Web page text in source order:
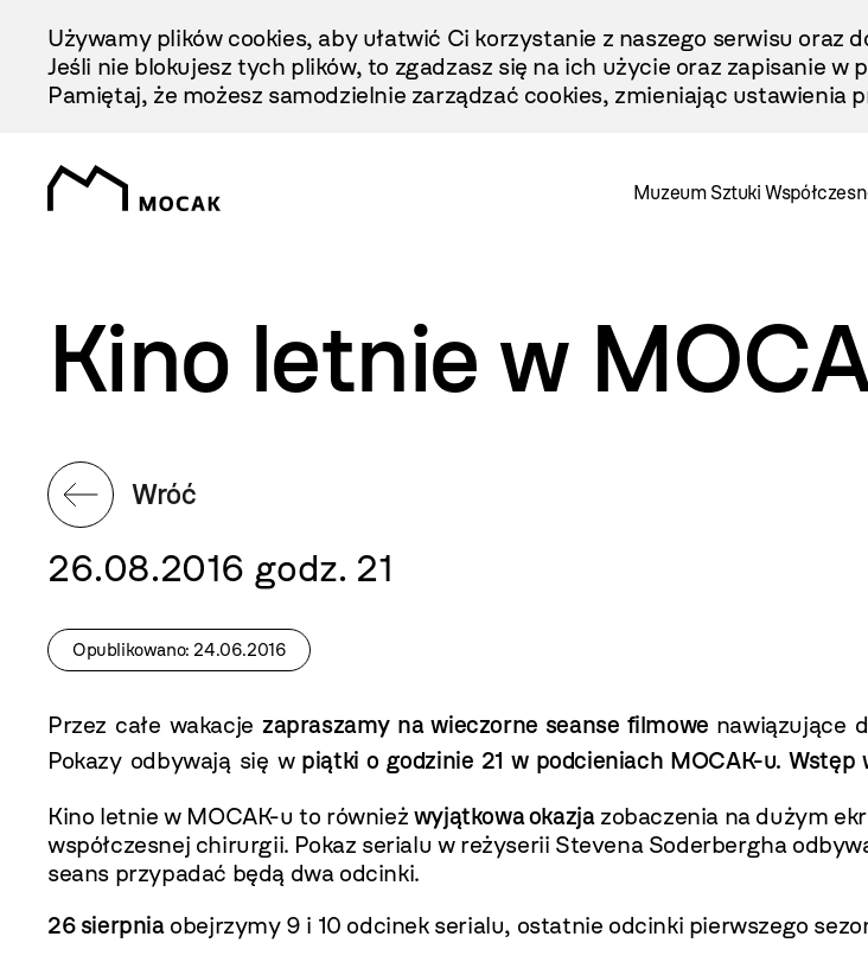
Treści
Używamy plików cookies, aby ułatwić Ci korzystanie z naszego serwisu oraz
Jeśli nie blokujesz tych plików, to zgadzasz się na ich użycie oraz zapisanie w
Pamiętaj, że możesz samodzielnie zarządzać cookies, zmieniając ustawienia
Muzeum Sztuki
Kino letnie w
Wróć
26.08.2016 godz. 21
Opublikowano: 24.06.2016
Przez całe wakacje zapraszamy na wieczorne seanse filmowe nawiązujące
Pokazy odbywają się wpiątki o godzinie 21 w podcieniach MOCAK-u. Wstęp
Kino letnie w MOCAK-u to również wyjątkowa okazjazobaczenia na dużym
współczesnej chirurgii. Pokaz serialu w reżyserii Stevena Soderbergha
seans przypadać będą dwa odcinki.
26 sierpniaobejrzymy 9 i 10 odcinek serialu, ostatnie odcinki pierwszego